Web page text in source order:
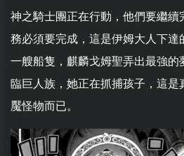
神之騎士團正在行動，他們要繼
務必須要完成，這是伊姆大人下達
一艘船隻，麒麟戈姆聖弄出最強的
臨巨人族，她正在抓捕孩子，這
魘怪物而已。